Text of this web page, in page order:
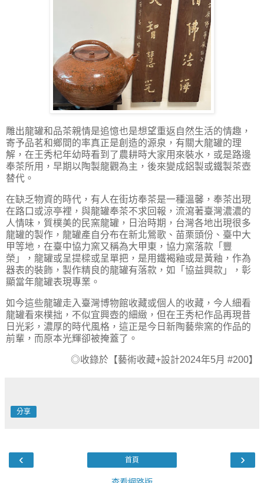
雕出龍罐和品茶親情是追憶也是想望重返自然生活的情趣，
寄予品茗和鄉間的率真正是創造的源泉，有關大龍罐的理
解，在王秀杞年幼時看到了農耕時大家用來裝水，或是路邊
奉茶所用，早期以陶製龍觀為主，後來變成鋁製或鐵製茶壺
替代。
在缺乏物資的時代，有人在街坊奉茶是一種溫馨，奉茶出現
在路口或涼亭裡，與龍罐奉茶不求回報，流瀉著臺灣濃濃的
人情味，質樸美的民窯龍罐，日治時期，台灣各地出現很多
龍罐的製作，龍罐產自分布在新北鶯歌、苗栗頭份、臺中大
甲等地，在臺中協力窯又稱為大甲東，協力窯落款「豐
榮」，龍罐或呈提樑或呈單把，是用鐵褐釉或是黃釉，作為
器表的裝飾，製作精良的龍罐有落款，如「協益興款」，彰
顯當年龍罐表現專業。
如今這些龍罐走入臺灣博物館收藏或個人的收藏，今人細看
龍罐看來樸拙，不似宜興壺的細緻，但在王秀杞作品再現昔
日光彩，濃厚的時代風格，這正是今日新陶藝柴窯的作品的
前輩，而原本光輝卻被掩蓋了。
◎收錄於【藝術收藏+設計2024年5月 #200】
分享
‹ ›
首頁